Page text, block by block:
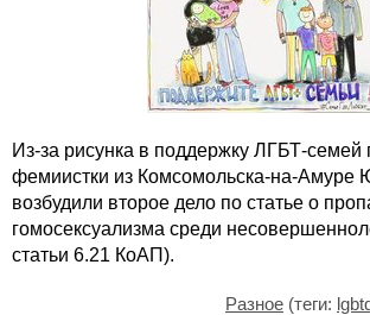
Из-за рисунка в поддержку ЛГБТ-семей
фемиистки из Комсомольска-на-Амуре
возбудили второе дело по статье о
гомосексуализма среди
статьи 6.21 КоАП).
Разное (теги: